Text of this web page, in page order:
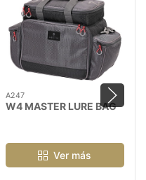
A247
W4 MASTER LURE BAG
Ver más